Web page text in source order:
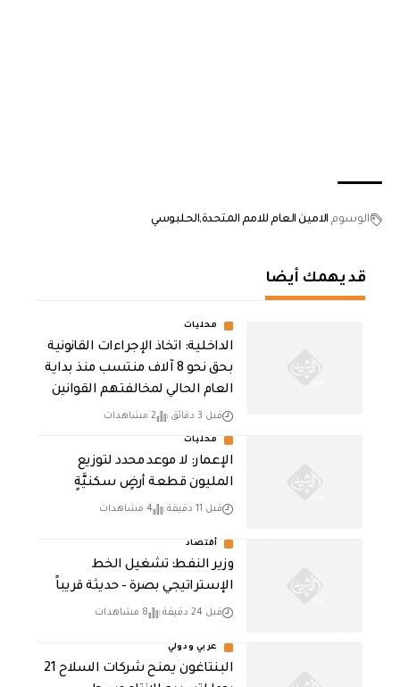
الوسوم الامين العام للامم المتحدةالحلبوسي
قد يهمك أيضا
محليات
الداخلية: اتخاذ الإجراءات القانونية
بحق نحو 8 آلاف منتسب منذ بداية
العام الحالي لمخالفتهم القوانين
قبل 3 دقائق 2 مشاهدات
محليات
الإعمار: لا موعد محدد لتوزيع
المليون قطعة أرضٍ سكنيَّةٍ
قبل 11 دقيقة 4 مشاهدات
أقتصاد
وزير النفط: تشغيل الخط
الإستراتيجي بصرة – حديثة قريباً
قبل 24 دقيقة 8 مشاهدات
عربي ودولي
البنتاغون يمنح شركات السلاح 21